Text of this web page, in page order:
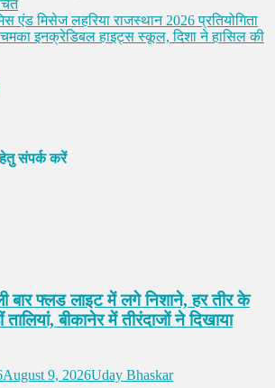
एंड मिसेज लहरिया राजस्थान 2026 प्रतियोगिता
चमका इनक्रेडिबल हाइट्स स्कूल, दिशा ने हासिल की
हेतु संपर्क करें
बार फ्लड लाइट में लगे निशाने, हर तीर के
बीकानेर में तीरंदाजों ने दिखाया
August 9, 2026Uday Bhaskar